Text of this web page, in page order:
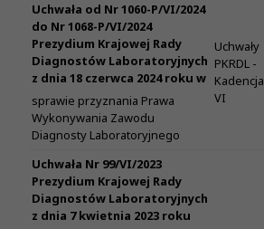
Uchwała od Nr 1060-P/VI/2024
do Nr 1068-P/VI/2024
Prezydium Krajowej Rady
Diagnostów Laboratoryjnych
z dnia 18 czerwca 2024 roku w
sprawie przyznania Prawa
Wykonywania Zawodu
Diagnosty Laboratoryjnego
Uchwały
PKRDL -
Kadencja
VI
Uchwała Nr 99/VI/2023
Prezydium Krajowej Rady
Diagnostów Laboratoryjnych
z dnia 7 kwietnia 2023 roku